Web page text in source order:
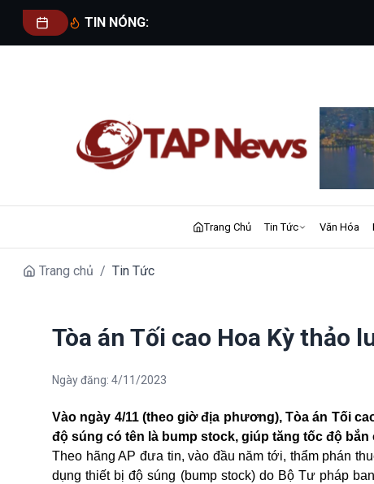
TIN NÓNG:
Trang Chủ Tin Tức Văn Hóa
Trang chủ / Tin Tức
Tòa án Tối cao Hoa Kỳ thảo
Ngày đăng: 4/11/2023
Vào ngày 4/11 (theo giờ địa phương), Tòa án Tối
độ súng có tên là bump stock, giúp tăng tốc độ
Theo hãng AP đưa tin, vào đầu năm tới, thẩm phán
dụng thiết bị độ súng (bump stock) do Bộ Tư pháp